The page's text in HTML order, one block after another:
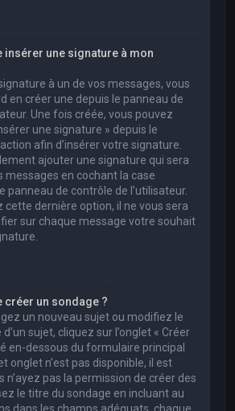
insérer une signature à mon
à un de vos messages, vous
en créer une depuis le panneau de
Une fois créée, vous pouvez
une signature » depuis le
afin d’insérer votre signature.
ajouter une signature qui sera
messages en cochant la case
panneau de contrôle de l’utilisateur.
cette dernière option, il ne vous sera
sur chaque message votre souhait
créer un sondage ?
un nouveau sujet ou modifiez le
sujet, cliquez sur l’onglet « Créer
en-dessous du formulaire principal
onglet n’est pas disponible, il est
n’ayez pas la permission de créer des
le titre du sondage en incluant au